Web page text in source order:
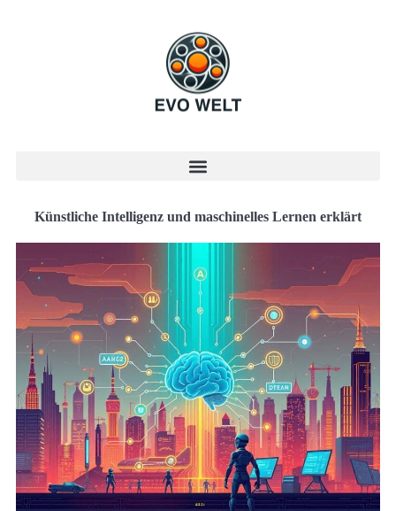
Künstliche Intelligenz und maschinelles Lernen erklärt